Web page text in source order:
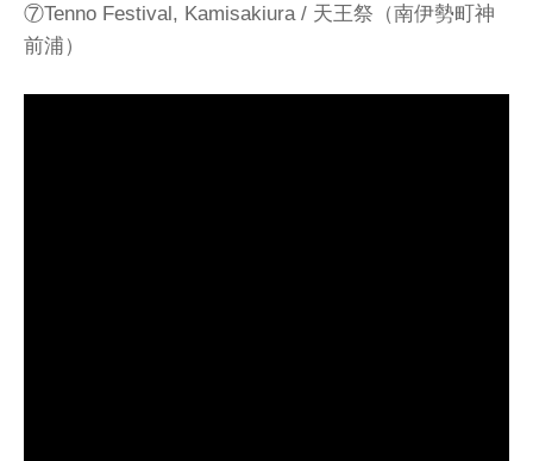
⑦Tenno Festival, Kamisakiura / 天王祭（南伊勢町神
前浦）